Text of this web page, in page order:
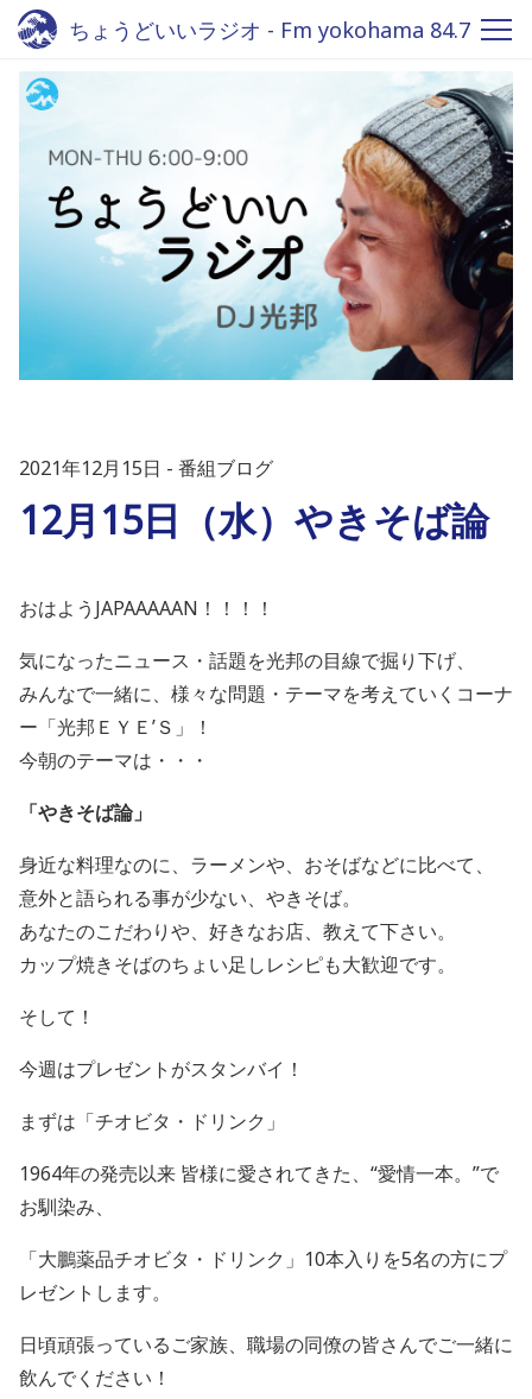
ちょうどいいラジオ - Fm yokohama 84.7
2021年12月15日 番組ブログ
12月15日（水）やきそば論
おはようJAPAAAAAN！！！！
気になったニュース・話題を光邦の目線で掘り下げ、
みんなで一緒に、様々な問題・テーマを考えていくコーナ
ー「光邦ＥＹＥ’Ｓ」！
今朝のテーマは・・・
「やきそば論」
身近な料理なのに、ラーメンや、おそばなどに比べて、
意外と語られる事が少ない、やきそば。
あなたのこだわりや、好きなお店、教えて下さい。
カップ焼きそばのちょい足しレシピも大歓迎です。
そして！
今週はプレゼントがスタンバイ！
まずは「チオビタ・ドリンク」
1964年の発売以来 皆様に愛されてきた、“愛情一本。”で
お馴染み、
「大鵬薬品チオビタ・ドリンク」 10本入りを5名の方にプ
レゼントします。
日頃頑張っているご家族、職場の同僚の皆さんでご一緒に
飲んでください！